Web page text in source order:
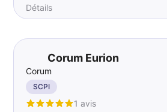
Détails
Corum Eurion
Corum
SCPI
1 avis